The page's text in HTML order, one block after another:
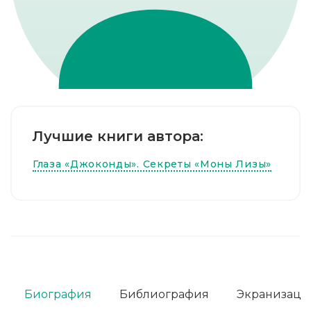
Лучшие книги автора:
Глаза «Джоконды». Секреты «Моны Лизы»
Биография Библиография